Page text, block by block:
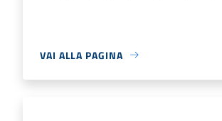
VAI ALLA PAGINA